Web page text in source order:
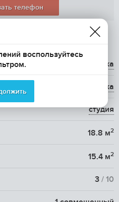
телефон
ЖК Сорока
вторичка
студия
18.8 м2
15.4 м2
3 / 10
воспользуйтесь